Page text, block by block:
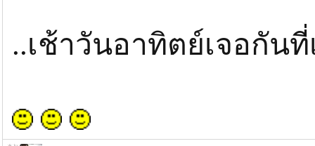
..เช้าวันอาทิตย์เจอกัน